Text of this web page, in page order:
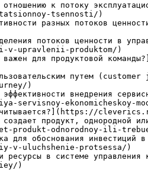
отношению к потоку
tsennosti/)
разных
потоков
v-upravlenii-produktom/)
важен для продуктовой
путем
)
эффективности внедрения
servisnoy-ekonomicheskoy-
создает продукт,
produkt-odnorodnoy-ili-
для обоснования
v-uluchshenie-protsessa/)
и ресурсы в системе
)